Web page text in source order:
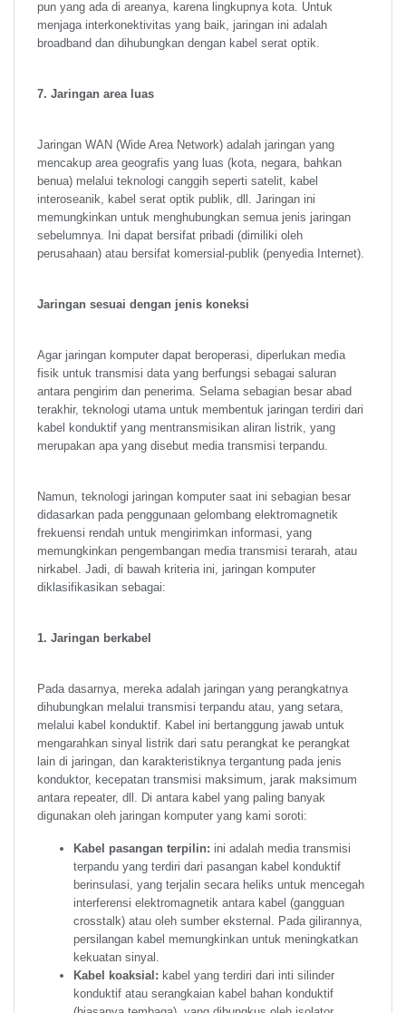
pun yang ada di areanya, karena lingkupnya kota. Untuk
menjaga interkonektivitas yang baik, jaringan ini adalah
broadband dan dihubungkan dengan kabel serat optik.
7. Jaringan area luas
Jaringan WAN (Wide Area Network) adalah jaringan yang
mencakup area geografis yang luas (kota, negara, bahkan
benua) melalui teknologi canggih seperti satelit, kabel
interoseanik, kabel serat optik publik, dll. Jaringan ini
memungkinkan untuk menghubungkan semua jenis jaringan
sebelumnya. Ini dapat bersifat pribadi (dimiliki oleh
perusahaan) atau bersifat komersial-publik (penyedia Internet).
Jaringan sesuai dengan jenis koneksi
Agar jaringan komputer dapat beroperasi, diperlukan media
fisik untuk transmisi data yang berfungsi sebagai saluran
antara pengirim dan penerima. Selama sebagian besar abad
terakhir, teknologi utama untuk membentuk jaringan terdiri dari
kabel konduktif yang mentransmisikan aliran listrik, yang
merupakan apa yang disebut media transmisi terpandu.
Namun, teknologi jaringan komputer saat ini sebagian besar
didasarkan pada penggunaan gelombang elektromagnetik
frekuensi rendah untuk mengirimkan informasi, yang
memungkinkan pengembangan media transmisi terarah, atau
nirkabel. Jadi, di bawah kriteria ini, jaringan komputer
diklasifikasikan sebagai:
1. Jaringan berkabel
Pada dasarnya, mereka adalah jaringan yang perangkatnya
dihubungkan melalui transmisi terpandu atau, yang setara,
melalui kabel konduktif. Kabel ini bertanggung jawab untuk
mengarahkan sinyal listrik dari satu perangkat ke perangkat
lain di jaringan, dan karakteristiknya tergantung pada jenis
konduktor, kecepatan transmisi maksimum, jarak maksimum
antara repeater, dll. Di antara kabel yang paling banyak
digunakan oleh jaringan komputer yang kami soroti:
Kabel pasangan terpilin: ini adalah media transmisi
terpandu yang terdiri dari pasangan kabel konduktif
berinsulasi, yang terjalin secara heliks untuk mencegah
interferensi elektromagnetik antara kabel (gangguan
crosstalk) atau oleh sumber eksternal. Pada gilirannya,
persilangan kabel memungkinkan untuk meningkatkan
kekuatan sinyal.
Kabel koaksial: kabel yang terdiri dari inti silinder
konduktif atau serangkaian kabel bahan konduktif